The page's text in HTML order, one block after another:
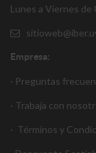
Lunes a Viernes de
Empresa:
· Preguntas
· Trabaja con
· Términos y